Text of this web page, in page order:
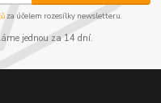
za účelem rozesílky newsletteru.
jednou za 14 dní.